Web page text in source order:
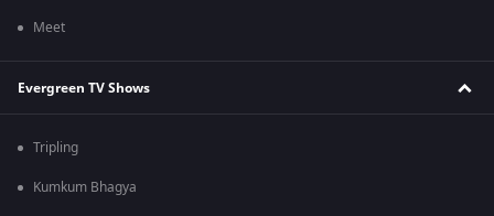
Meet
Evergreen TV Shows
Tripling
Kumkum Bhagya